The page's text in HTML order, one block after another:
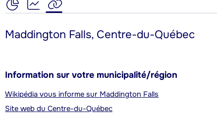
Maddington Falls, Centre-du-Québec
Information sur votre municipalité/région
Wikipédia vous informe sur Maddington Falls
Site web du Centre-du-Québec